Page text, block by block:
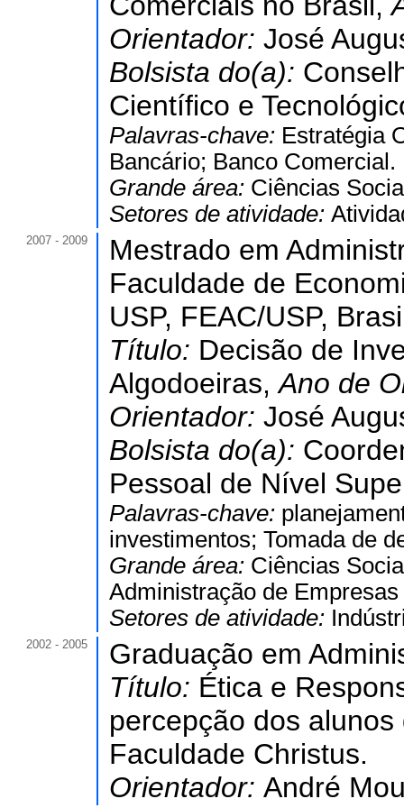
Orientador: José
Bolsista do(a):
Científico e
Palavras-chave: Estratégia
Bancário; Banco Comercial.
Grande área: Ciências
Setores de atividade:
2007 - 2009
Mestrado em
Faculdade de
USP, FEAC/USP,
Título: Decisão de
Algodoeiras,Ano de
Orientador: José
Bolsista do(a):
Pessoal de Nível
Palavras-chave:
investimentos; Tomada de
Grande área: Ciências
Administração de
Setores de atividade:
2002 - 2005
Graduação em
Título: Ética e
percepção dos
Faculdade Christus.
Orientador: André